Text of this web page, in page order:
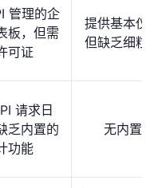
管理的企
板，但需
可证
提供基本仪
但缺乏细粒
请求日
乏内置的
功能
无内置审